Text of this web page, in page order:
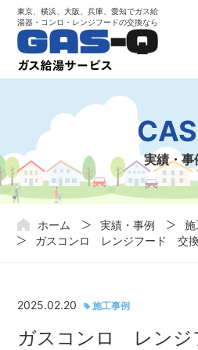
東京、横浜、大阪、兵庫、愛知でガス給
湯器・コンロ・レンジフードの交換なら
【弊社は楽天カード問い
ません
楽天カードに関する問い合わせ
す。弊社は楽天カードと関わりは
さい。
実績・事
ホーム 実績・事例
施
ガスコンロ レンジフード 交
2025.02.20 施工事例
ガスコンロ レン